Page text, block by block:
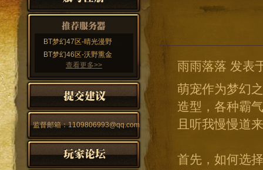
BT梦幻47区-晴光漫野
BT梦幻46区-沃野熏金
查看更多>>
监督邮箱：1109806993@qq.com
雨雨落落 发表
萌宠作为梦幻
造型，各种霸
且听我慢慢道
首先，如何选